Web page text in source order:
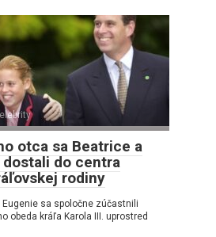
otca sa Beatrice a
do centra
rodiny
sa spoločne zúčastnili
obeda kráľa Karola III. uprostred